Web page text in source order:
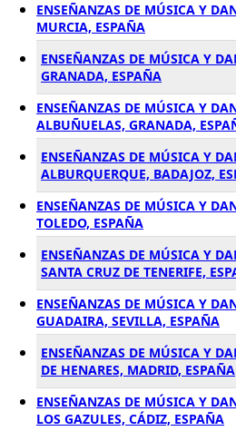
ENSEÑANZAS DE MÚSICA Y
MURCIA, ESPAÑA
ENSEÑANZAS DE MÚSICA Y
GRANADA, ESPAÑA
ENSEÑANZAS DE MÚSICA Y
ALBUÑUELAS, GRANADA,
ENSEÑANZAS DE MÚSICA Y
ALBURQUERQUE, BADAJOZ,
ENSEÑANZAS DE MÚSICA Y
TOLEDO, ESPAÑA
ENSEÑANZAS DE MÚSICA Y
SANTA CRUZ DE TENERIFE,
ENSEÑANZAS DE MÚSICA Y
GUADAIRA, SEVILLA, ESPAÑA
ENSEÑANZAS DE MÚSICA Y
DE HENARES, MADRID, ESPAÑA
ENSEÑANZAS DE MÚSICA Y
LOS GAZULES, CÁDIZ, ESPAÑA